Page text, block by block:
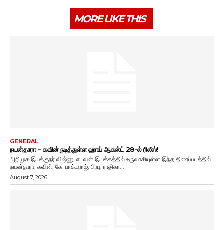
MORE LIKE THIS
GENERAL
நயன்தாரா – கவின் நடித்துள்ள ஹாய் ஆகஸ்ட் 28-ல் ரிலீஸ்!
அறிமுக இயக்குநர் விஷ்ணு எடவன் இயக்கத்தில் உருவாகியுள்ள இந்த திரைப்படத்தில்
நயன்தாரா, கவின், கே. பாக்யராஜ், பிரபு, ராதிகா...
August 7, 2026